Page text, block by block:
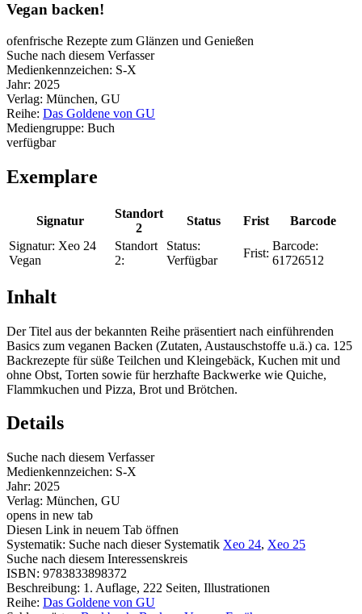
Vegan backen!
ofenfrische Rezepte zum Glänzen und Genießen
Suche nach diesem Verfasser
Medienkennzeichen: S-X
Jahr: 2025
Verlag: München, GU
Reihe: Das Goldene von GU
Mediengruppe: Buch
verfügbar
Exemplare
Signatur
Standort
2
Status Frist
Barcode
Signatur: Xeo 24
Vegan
Standort
2:
Status:
Verfügbar
Frist:
Barcode:
61726512
Inhalt
Der Titel aus der bekannten Reihe präsentiert nach einführenden
Basics zum veganen Backen (Zutaten, Austauschstoffe u.ä.) ca. 125
Backrezepte für süße Teilchen und Kleingebäck, Kuchen mit und
ohne Obst, Torten sowie für herzhafte Backwerke wie Quiche,
Flammkuchen und Pizza, Brot und Brötchen.
Details
Suche nach diesem Verfasser
Medienkennzeichen: S-X
Jahr: 2025
Verlag: München, GU
opens in new tab
Diesen Link in neuem Tab öffnen
Systematik: Suche nach dieser Systematik Xeo 24, Xeo 25
Suche nach diesem Interessenskreis
ISBN: 9783833898372
Beschreibung: 1. Auflage, 222 Seiten, Illustrationen
Reihe: Das Goldene von GU